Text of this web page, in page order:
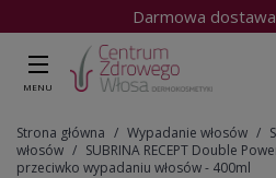
Kup do 15:00|
MENU
Strona główna Wypadanie włosów
włosów
SUBRINA RECEPT Double
przeciwko wypadaniu włosów - 400ml